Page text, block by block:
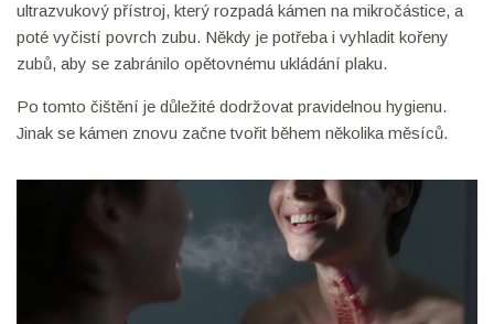
ultrazvukový přístroj, který rozpadá kámen na mikročástice, a
poté vyčistí povrch zubu. Někdy je potřeba i vyhladit kořeny
zubů, aby se zabránilo opětovnému ukládání plaku.
Po tomto čištění je důležité dodržovat pravidelnou hygienu.
Jinak se kámen znovu začne tvořit během několika měsíců.